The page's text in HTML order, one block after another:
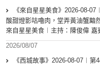
《來自星星美食》2026-08-
酸甜燈影咕嚕肉，堂弄黃油蟹黯
來自星星美食︱主持：陳俊偉 嘉
2026/08/07
《西城故事》2026-08-07︱